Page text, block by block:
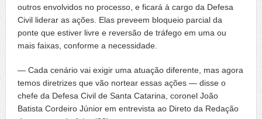
outros envolvidos no processo, e ficará à cargo da Defesa
Civil liderar as ações. Elas preveem bloqueio parcial da
ponte que estiver livre e reversão de tráfego em uma ou
mais faixas, conforme a necessidade.
— Cada cenário vai exigir uma atuação diferente, mas agora
temos diretrizes que vão nortear essas ações — disse o
chefe da Defesa Civil de Santa Catarina, coronel João
Batista Cordeiro Júnior em entrevista ao Direto da Redação